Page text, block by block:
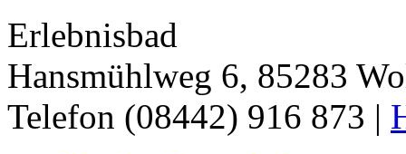
Erlebnisbad
Hansmühlweg 6, 85283
Telefon (08442) 916 873 |